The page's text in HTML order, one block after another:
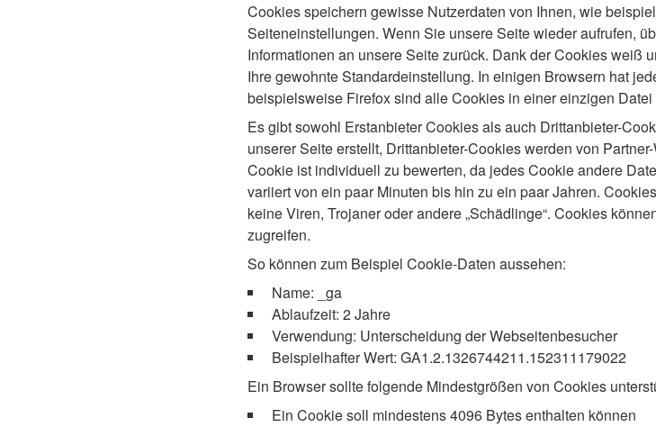
Cookies speichern gewisse Nutzerdaten von Ihnen, wie
Seiteneinstellungen. Wenn Sie unsere Seite wieder aufrufen,
Informationen an unsere Seite zurück. Dank der Cookies weiß
Ihre gewohnte Standardeinstellung. In einigen Browsern hat
beispielsweise Firefox sind alle Cookies in einer einzigen Datei
Es gibt sowohl Erstanbieter Cookies als auch Drittanbieter-
unserer Seite erstellt, Drittanbieter-Cookies werden von
Cookie ist individuell zu bewerten, da jedes Cookie andere
variiert von ein paar Minuten bis hin zu ein paar Jahren.
keine Viren, Trojaner oder andere „Schädlinge“. Cookies
zugreifen.
So können zum Beispiel Cookie-Daten aussehen:
Name: _ga
Ablaufzeit: 2 Jahre
Verwendung: Unterscheidung der Webseitenbesucher
Beispielhafter Wert: GA1.2.1326744211.152311179022
Ein Browser sollte folgende Mindestgrößen von Cookies
Ein Cookie soll mindestens 4096 Bytes enthalten können